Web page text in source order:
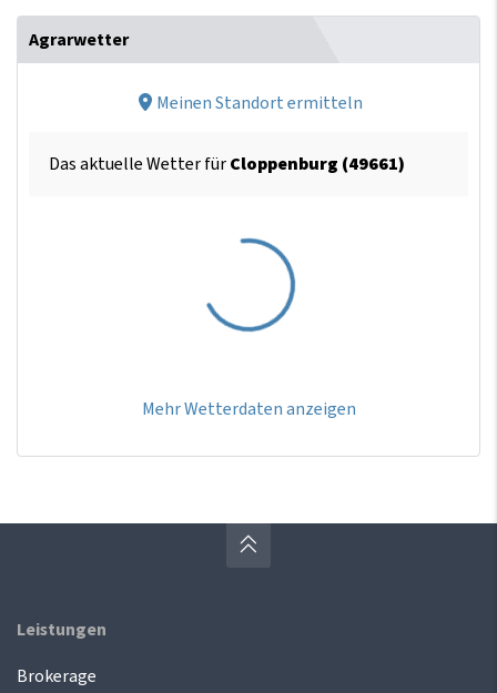
Agrarwetter
Meinen Standort ermitteln
Das aktuelle Wetter fürCloppenburg (49661)
Mehr Wetterdaten anzeigen
Leistungen
Brokerage